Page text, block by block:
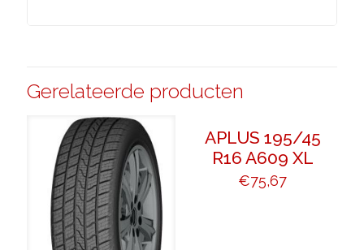
Gerelateerde producten
APLUS 195/45
R16 A609 XL
€75,67